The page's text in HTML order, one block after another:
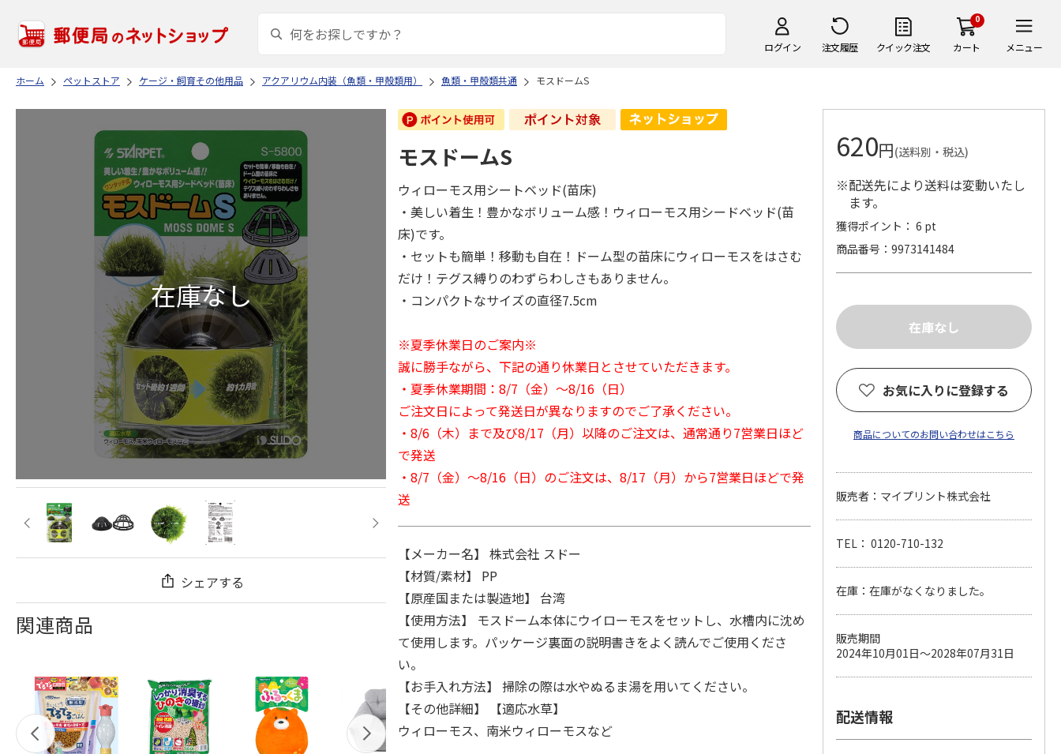
ログイン 注文履歴 クイック注文
0
カート メニュー
ホーム ペットストア ケージ・飼育その他用品 アクアリウム内装（魚類・甲殻類用） 魚類・甲殻類共通 モスドームS
シェアする
関連商品
モスドームS
ウィローモス用シートベッド(苗床)
・美しい着生！豊かなボリューム感！ウィローモス用シードベッド(苗
床)です。
・セットも簡単！移動も自在！ドーム型の苗床にウィローモスをはさむ
だけ！テグス縛りのわずらわしさもありません。
・コンパクトなサイズの直径7.5cm
※夏季休業日のご案内※
誠に勝手ながら、下記の通り休業日とさせていただきます。
・夏季休業期間：8/7（金）～8/16（日）
ご注文日によって発送日が異なりますのでご了承ください。
・8/6（木）まで及び8/17（月）以降のご注文は、通常通り7営業日ほど
で発送
・8/7（金）～8/16（日）のご注文は、8/17（月）から7営業日ほどで発
送
【メーカー名】 株式会社 スドー
【材質/素材】 PP
【原産国または製造地】 台湾
【使用方法】 モスドーム本体にウイローモスをセットし、水槽内に沈め
て使用します。パッケージ裏面の説明書きをよく読んでご使用くださ
い。
【お手入れ方法】 掃除の際は水やぬるま湯を用いてください。
【その他詳細】 【適応水草】
ウィローモス、南米ウィローモスなど
620円(送料別・税込)
※配送先により送料は変動いたし
ます。
獲得ポイント： 6 pt
商品番号
9973141484
お気に入りに登録する
商品についてのお問い合わせはこちら
販売者：マイプリント株式会社
TEL： 0120-710-132
在庫：在庫がなくなりました。
販売期間
2024年10月01日～2028年07月31日
配送情報